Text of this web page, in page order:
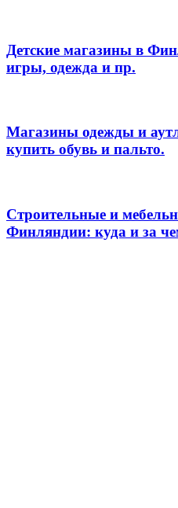
Детские магазины в
игры, одежда и пр.
Магазины одежды и
купить обувь и пальто.
Строительные и
Финляндии: куда и за